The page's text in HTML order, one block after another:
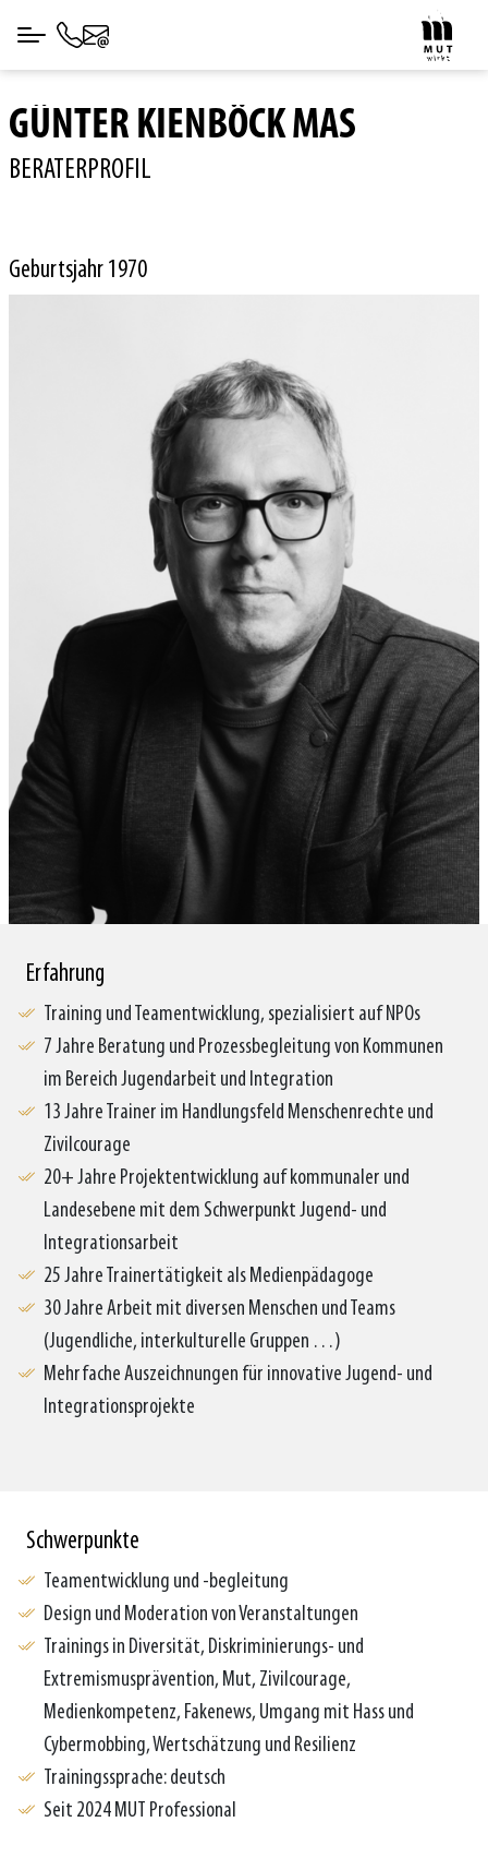
GÜNTER KIENBÖCK MAS
BERATERPROFIL
Geburtsjahr 1970
Erfahrung
Training und Teamentwicklung, spezialisiert auf NPOs
7 Jahre Beratung und Prozessbegleitung von Kommunen
im Bereich Jugendarbeit und Integration
13 Jahre Trainer im Handlungsfeld Menschenrechte und
Zivilcourage
20+ Jahre Projektentwicklung auf kommunaler und
Landesebene mit dem Schwerpunkt Jugend- und
Integrationsarbeit
25 Jahre Trainertätigkeit als Medienpädagoge
30 Jahre Arbeit mit diversen Menschen und Teams
(Jugendliche, interkulturelle Gruppen …)
Mehrfache Auszeichnungen für innovative Jugend- und
Integrationsprojekte
Schwerpunkte
Teamentwicklung und -begleitung
Design und Moderation von Veranstaltungen
Trainings in Diversität, Diskriminierungs- und
Extremismusprävention, Mut, Zivilcourage,
Medienkompetenz, Fakenews, Umgang mit Hass und
Cybermobbing, Wertschätzung und Resilienz
Trainingssprache: deutsch
Seit 2024 MUT Professional